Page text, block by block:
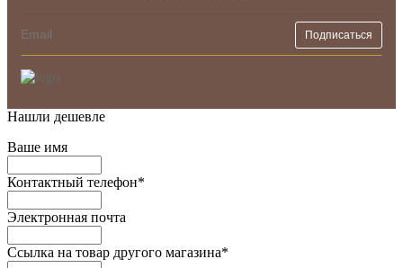
Нашли дешевле
Ваше имя
Контактный телефон*
Электронная почта
Ссылка на товар другого магазина*